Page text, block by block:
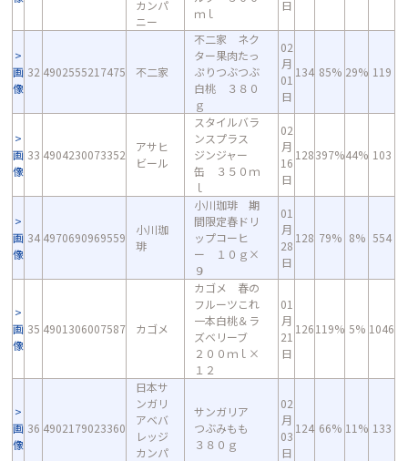
カンパ
ニー
ｍｌ
日
画
像
32 4902555217475 不二家
不二家 ネク
ター果肉たっ
ぷりつぶつぶ
白桃 ３８０
ｇ
02
月
01
日
134 85% 29% 119
画
像
33 4904230073352
アサヒ
ビール
スタイルバラ
ンスプラス
ジンジャー
缶 ３５０ｍ
ｌ
02
月
16
日
128397%44% 103
画
像
34 4970690969559
小川珈
琲
小川珈琲 期
間限定春ドリ
ップコーヒ
ー １０ｇ×
９
01
月
28
日
128 79% 8% 554
画
像
35 4901306007587 カゴメ
カゴメ 春の
フルーツこれ
一本白桃＆ラ
ズベリーブ
２００ｍｌ×
１２
01
月
21
日
126119% 5% 1046
画
像
36 4902179023360
日本サ
ンガリ
アベバ
レッジ
カンパ
サンガリア
つぶみもも
３８０ｇ
02
月
03
日
124 66% 11% 133